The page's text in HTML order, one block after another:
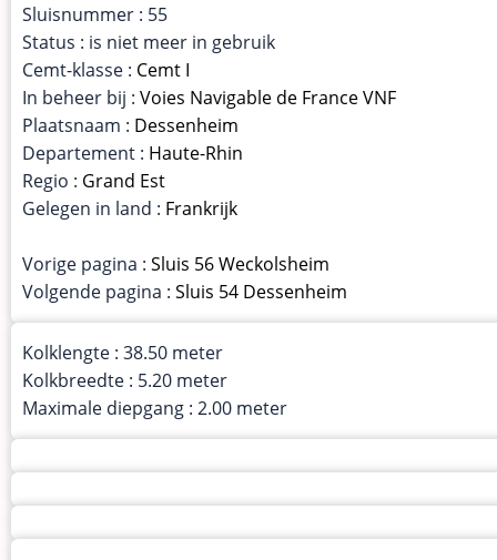
Sluisnummer : 55
Status : is niet meer in gebruik
Cemt-klasse : Cemt I
In beheer bij : Voies Navigable de France VNF
Plaatsnaam : Dessenheim
Departement : Haute-Rhin
Regio : Grand Est
Gelegen in land : Frankrijk
Vorige pagina : Sluis 56 Weckolsheim
Volgende pagina : Sluis 54 Dessenheim
Kolklengte : 38.50 meter
Kolkbreedte : 5.20 meter
Maximale diepgang : 2.00 meter